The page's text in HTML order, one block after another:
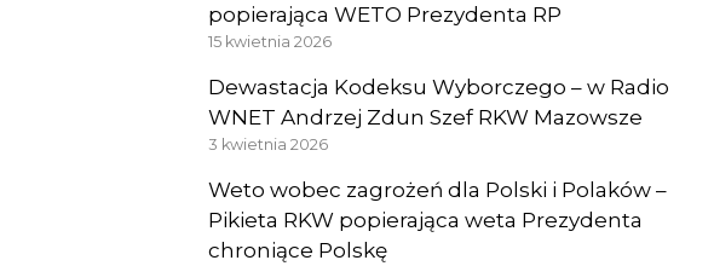
popierająca WETO Prezydenta RP
15 kwietnia 2026
Dewastacja Kodeksu Wyborczego – w Radio
WNET Andrzej Zdun Szef RKW Mazowsze
3 kwietnia 2026
Weto wobec zagrożeń dla Polski i Polaków –
Pikieta RKW popierająca weta Prezydenta
chroniące Polskę